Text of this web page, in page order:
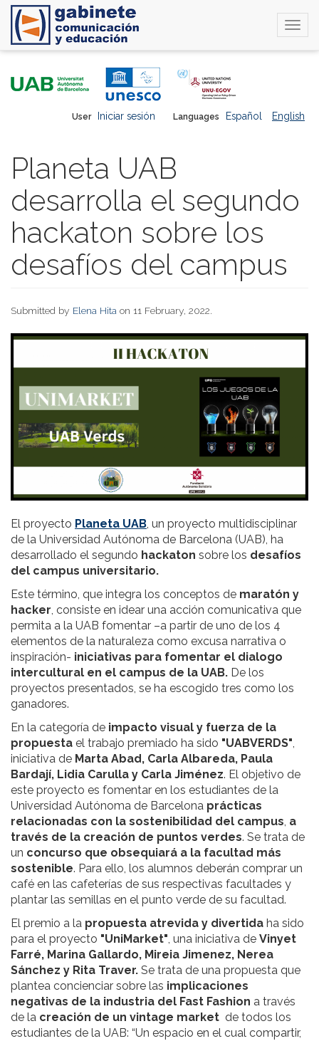
Languages Español English
User Iniciar sesión
Planeta UAB
desarrolla el segundo
hackaton sobre los
desafíos del campus
Submitted by Elena Hita on 11 February, 2022.
El proyecto Planeta UAB, un proyecto multidisciplinar
de la Universidad Autónoma de Barcelona (UAB), ha
desarrollado el segundo hackaton sobre los desafíos
del campus universitario.
Este término, que integra los conceptos de maratón y
hacker, consiste en idear una acción comunicativa que
permita a la UAB fomentar –a partir de uno de los 4
elementos de la naturaleza como excusa narrativa o
inspiración- iniciativas para fomentar el dialogo
intercultural en el campus de la UAB. De los
proyectos presentados, se ha escogido tres como los
ganadores.
En la categoría de impacto visual y fuerza de la
propuesta el trabajo premiado ha sido "UABVERDS",
iniciativa de Marta Abad, Carla Albareda, Paula
Bardají, Lidia Carulla y Carla Jiménez. El objetivo de
este proyecto es fomentar en los estudiantes de la
Universidad Autónoma de Barcelona prácticas
relacionadas con la sostenibilidad del campus, a
través de la creación de puntos verdes. Se trata de
un concurso que obsequiará a la facultad más
sostenible. Para ello, los alumnos deberán comprar un
café en las cafeterías de sus respectivas facultades y
plantar las semillas en el punto verde de su facultad.
El premio a la propuesta atrevida y divertida ha sido
para el proyecto "UniMarket", una iniciativa de Vinyet
Farré, Marina Gallardo, Mireia Jimenez, Nerea
Sánchez y Rita Traver. Se trata de una propuesta que
plantea concienciar sobre las implicaciones
negativas de la industria del Fast Fashion a través
de la creación de un vintage market de todos los
estudiantes de la UAB: “Un espacio en el cual compartir,